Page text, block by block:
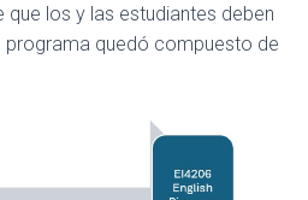
que los y las estudiantes deben
programa quedó compuesto de